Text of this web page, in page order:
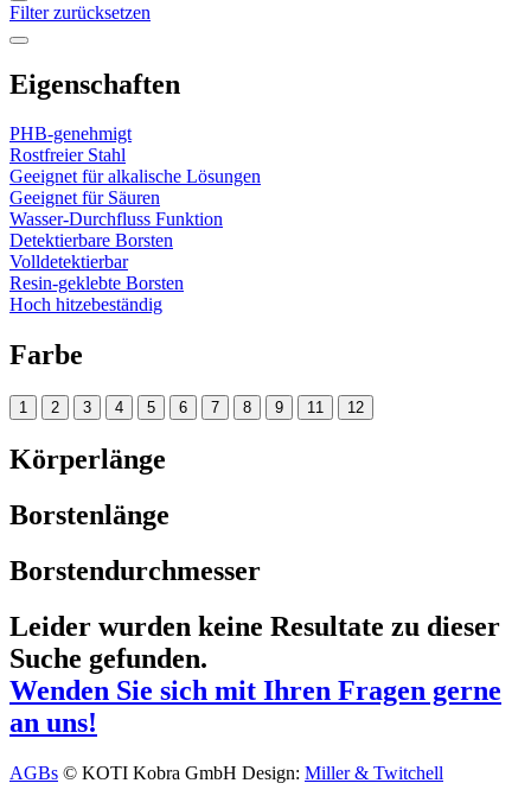
Filter zurücksetzen
Eigenschaften
PHB-genehmigt
Rostfreier Stahl
Geeignet für alkalische Lösungen
Geeignet für Säuren
Wasser-Durchfluss Funktion
Detektierbare Borsten
Volldetektierbar
Resin-geklebte Borsten
Hoch hitzebeständig
Farbe
1 2 3 4 5 6 7 8 9 11 12
Körperlänge
Borstenlänge
Borstendurchmesser
Leider wurden keine Resultate zu dieser
Suche gefunden.
Wenden Sie sich mit Ihren Fragen gerne
an uns!
AGBs © KOTI Kobra GmbH Design: Miller & Twitchell